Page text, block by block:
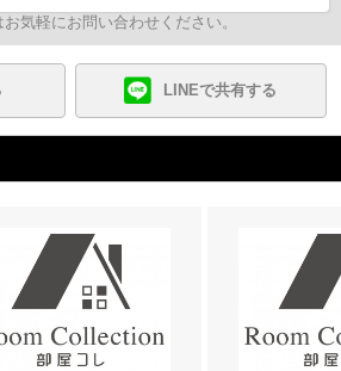
気軽にお問い合わせください。
LINEで共有する